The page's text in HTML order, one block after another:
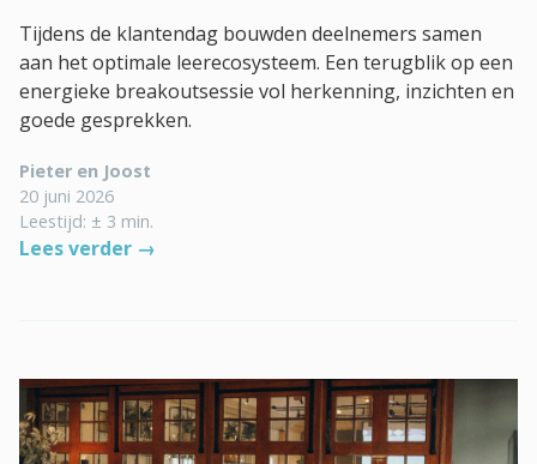
Tijdens de klantendag bouwden deelnemers samen
aan het optimale leerecosysteem. Een terugblik op een
energieke breakoutsessie vol herkenning, inzichten en
goede gesprekken.
Pieter en Joost
20 juni 2026
Leestijd: ± 3 min.
Lees verder →